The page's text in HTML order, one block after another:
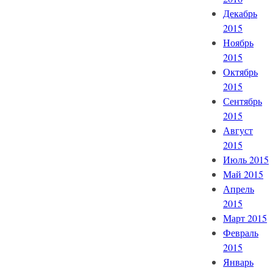
Декабрь
2015
Ноябрь
2015
Октябрь
2015
Сентябрь
2015
Август
2015
Июль 2015
Май 2015
Апрель
2015
Март 2015
Февраль
2015
Январь